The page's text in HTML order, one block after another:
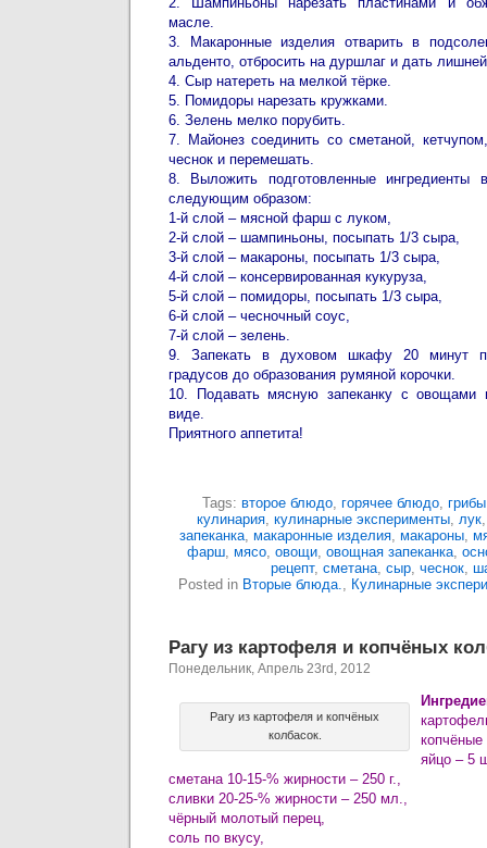
масле.
3. Макаронные изделия отварить в
альденто, отбросить на дуршлаг и дать
4. Сыр натереть на мелкой тёрке.
5. Помидоры нарезать кружками.
6. Зелень мелко порубить.
7. Майонез соединить со сметаной,
чеснок и перемешать.
8. Выложить подготовленные
следующим образом:
1-й слой – мясной фарш с луком,
2-й слой – шампиньоны, посыпать 1/3 сыра,
3-й слой – макароны, посыпать 1/3 сыра,
4-й слой – консервированная кукуруза,
5-й слой – помидоры, посыпать 1/3 сыра,
6-й слой – чесночный соус,
7-й слой – зелень.
9. Запекать в духовом шкафу 20 минут
градусов до образования румяной корочки.
10. Подавать мясную запеканку с овощами
виде.
Приятного аппетита!
Tags: второе блюдо, горячее блюдо, грибы
кулинария, кулинарные эксперименты, лук
запеканка, макаронные изделия, макароны,
фарш, мясо, овощи, овощная запеканка,
рецепт, сметана, сыр, чеснок,
Posted in Вторые блюда., Кулинарные
Рагу из картофеля и копчёных
Понедельник, Апрель 23rd, 2012
Рагу из картофеля и копчёных
колбасок.
копчёные
яйцо – 5
сметана 10-15-% жирности – 250 г.,
сливки 20-25-% жирности – 250 мл.,
чёрный молотый перец,
соль по вкусу,